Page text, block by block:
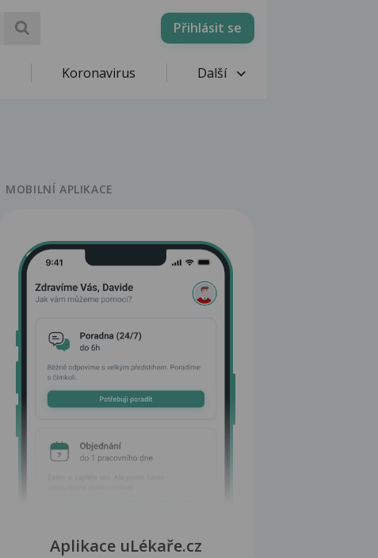
Přihlásit se
Koronavirus Další
MOBILNÍ APLIKACE
Aplikace uLékaře.cz